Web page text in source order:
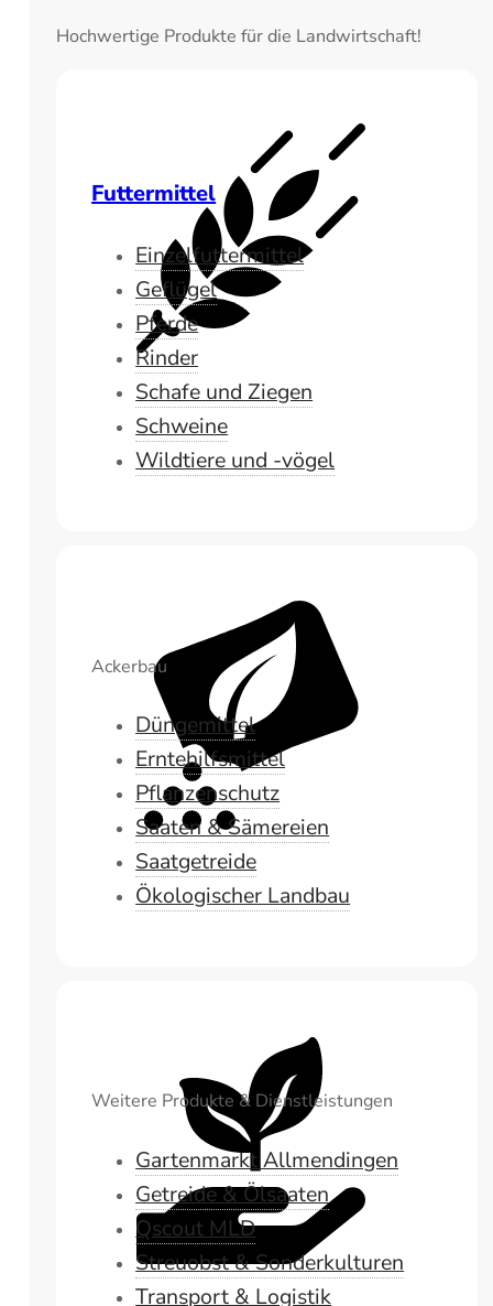
Hochwertige Produkte für die Landwirtschaft!
Futtermittel
Einzelfuttermittel
Geflügel
Pferde
Rinder
Schafe und Ziegen
Schweine
Wildtiere und -vögel
Ackerbau
Düngemittel
Erntehilfsmittel
Pflanzenschutz
Saaten & Sämereien
Saatgetreide
Ökologischer Landbau
Weitere Produkte & Dienstleistungen
Gartenmarkt Allmendingen
Getreide & Ölsaaten
Qscout MLD
Streuobst & Sonderkulturen
Transport & Logistik